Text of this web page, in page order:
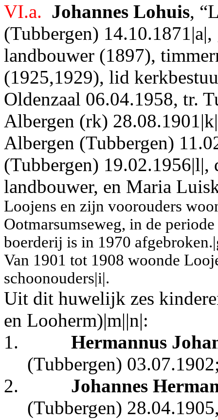
VI.a. Johannes Lohuis,
(Tubbergen)
landbouwer (1897),
(1925,1929), lid
Oldenzaal 06.04.1958, tr.
Albergen (rk)
Albergen (Tubbergen)
(Tubbergen) 19.02.1956|l|,
landbouwer, en Maria
Loojens en zijn voorouders
Ootmarsumseweg, in de
boerderij is in 1970
Van 1901 tot 1908 woonde
schoonouders|i|.
Uit dit huwelijk zes
en Looherm)|m||n|:
1.
Hermannus
(Tubbergen)
2.
Johannes
(Tubbergen)